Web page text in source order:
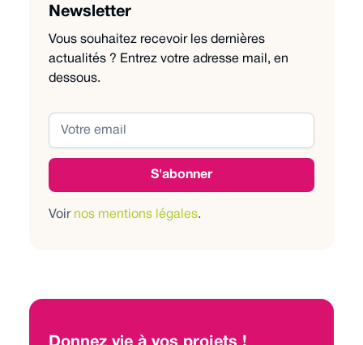
Newsletter
Vous souhaitez recevoir les dernières
actualités ? Entrez votre adresse mail, en
dessous.
Voir nos mentions légales.